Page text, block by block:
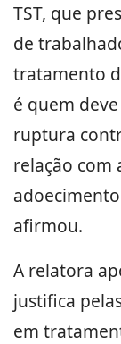
TST, que
de
tratamento
é quem
ruptura
relação com
afirmou.
A relatora
justifica
em